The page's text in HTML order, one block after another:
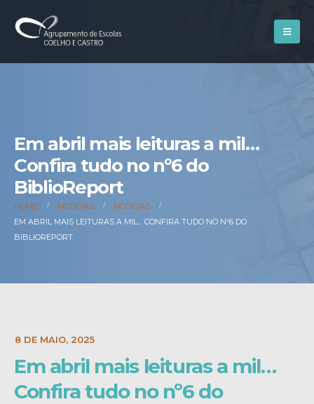
Em abril mais leituras a mil…
Confira tudo no nº6 do
BiblioReport
HOME NOTÍCIAS
NOTÍCIAS
EM ABRIL MAIS LEITURAS A MIL… CONFIRA TUDO NO Nº6 DO
BIBLIOREPORT
18 DE MAIO, 2025
Em abril mais leituras a mil…
Confira tudo no nº6 do